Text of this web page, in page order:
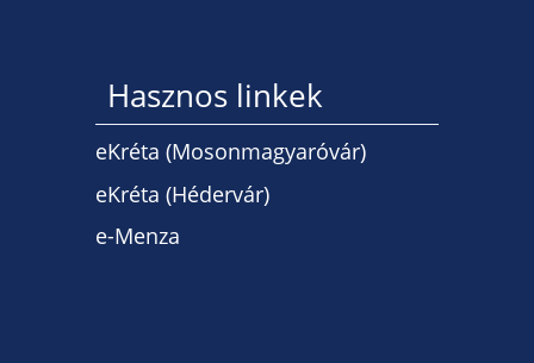
Hasznos linkek
eKréta (Mosonmagyaróvár)
eKréta (Hédervár)
e-Menza